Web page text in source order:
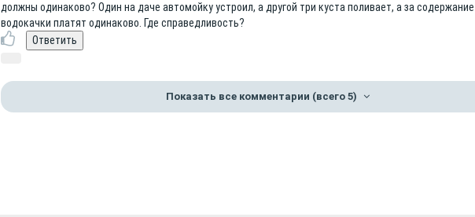
должны одинаково? Один на даче автомойку устроил, а другой три куста поливает, а за
водокачки платят одинаково. Где справедливость?
Показать все комментарии (всего 5)